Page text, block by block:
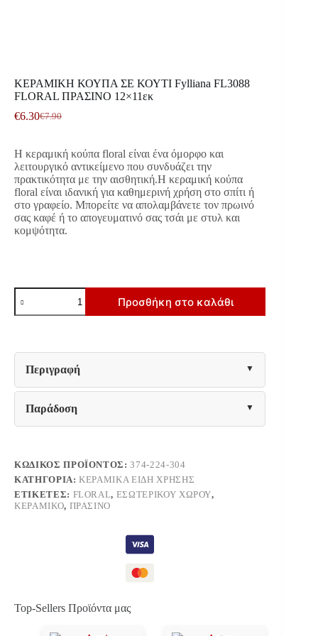
ΚΕΡΑΜΙΚΗ ΚΟΥΠΑ ΣΕ ΚΟΥΤΙ Fylliana FL3088
FLORAL ΠΡΑΣΙΝΟ 12×11εκ
€7.90
Original
€7.90.
€6.30Η
είναι:
€6.30.
Η κεραμική κούπα floral είναι ένα όμορφο και
λειτουργικό αντικείμενο που συνδυάζει την
πρακτικότητα με την αισθητική.Η κεραμική κούπα
floral είναι ιδανική για καθημερινή χρήση στο σπίτι ή
στο γραφείο. Μπορείτε να απολαμβάνετε τον πρωινό
σας καφέ ή το απογευματινό σας τσάι με στυλ και
κομψότητα.
ΚΕΡΑΜΙΚΗ
ΚΟΥΠΑ
ΣΕ
FL3088
FLORAL
ΠΡΑΣΙΝΟ
12x11εκ
ποσότητα
Προσθήκη στο καλάθι
Περιγραφή
Παράδοση
ΚΩΔΙΚΌΣ ΠΡΟΪΌΝΤΟΣ:374-224-304
ΚΑΤΗΓΟΡΊΑ:ΚΕΡΑΜΙΚΆ ΕΊΔΗ ΧΡΉΣΗΣ
ΕΤΙΚΈΤΕΣ: FLORAL, ΕΣΩΤΕΡΙΚΟΎ ΧΏΡΟΥ,
ΚΕΡΑΜΙΚΌ, ΠΡΆΣΙΝΟ
Top-Sellers Προϊόντα μας